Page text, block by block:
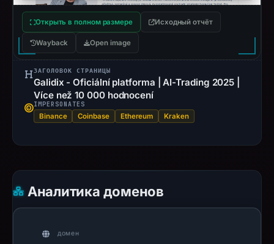
Открыть в полном размере Исходный отчёт
Wayback Open image
ЗАГОЛОВОК СТРАНИЦЫ
Galidix - Oficiální platforma | AI-Trading 2025 |
Více než 10 000 hodnocení
IMPERSONATES
Binance Coinbase Ethereum Kraken
Аналитика доменов
домен